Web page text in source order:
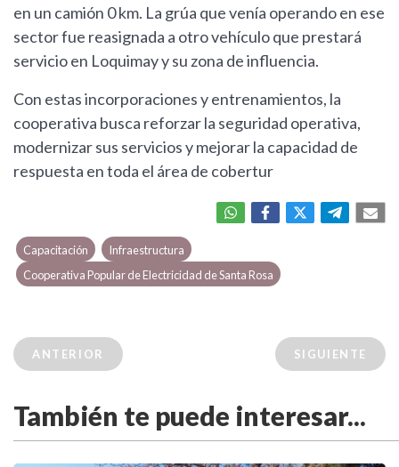
en un camión 0 km. La grúa que venía operando en ese
sector fue reasignada a otro vehículo que prestará
servicio en Loquimay y su zona de influencia.
Con estas incorporaciones y entrenamientos, la
cooperativa busca reforzar la seguridad operativa,
modernizar sus servicios y mejorar la capacidad de
respuesta en toda el área de cobertur
Capacitación
Infraestructura
Cooperativa Popular de Electricidad de Santa Rosa
ANTERIOR SIGUIENTE
También te puede interesar...